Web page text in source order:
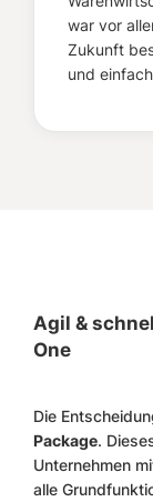
war vor
Zukunft
und
Agil &
One
Die
Package.
Unternehmen
alle